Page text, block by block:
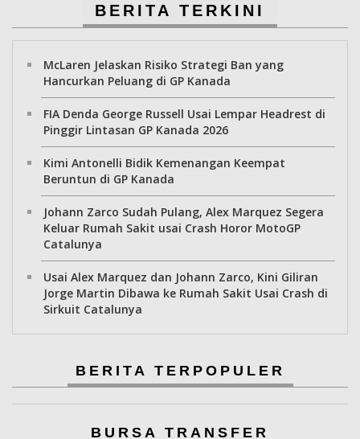
BERITA TERKINI
McLaren Jelaskan Risiko Strategi Ban yang
Hancurkan Peluang di GP Kanada
FIA Denda George Russell Usai Lempar Headrest di
Pinggir Lintasan GP Kanada 2026
Kimi Antonelli Bidik Kemenangan Keempat
Beruntun di GP Kanada
Johann Zarco Sudah Pulang, Alex Marquez Segera
Keluar Rumah Sakit usai Crash Horor MotoGP
Catalunya
Usai Alex Marquez dan Johann Zarco, Kini Giliran
Jorge Martin Dibawa ke Rumah Sakit Usai Crash di
Sirkuit Catalunya
BERITA TERPOPULER
BURSA TRANSFER